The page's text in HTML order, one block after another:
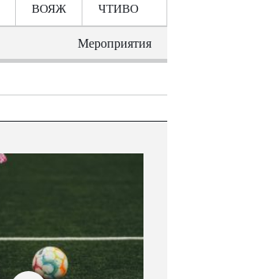
ВОЯЖ ЧТИВО
Мероприятия